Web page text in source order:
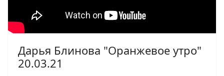
Дарья Блинова "Оранжевое утро"
20.03.21